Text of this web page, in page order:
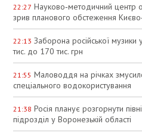
22:27 Науково‑методичний центр
зрив планового обстеження
22:13 Заборона російської
тис. до 170 тис. грн
21:55 Маловоддя на річках
спеціального водокористування
21:38 Росія планує розгорнути
підрозділ у Воронезькій області